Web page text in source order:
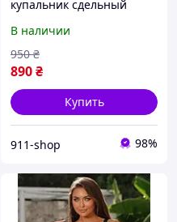
купальник сдельный
платицем большие
размеры
В наличии
890₴
950 ₴
Купить
911-shop 98%